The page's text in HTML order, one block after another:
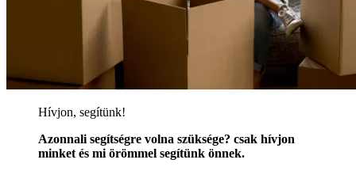
Hívjon, segítünk!
Azonnali segítségre volna szüksége? csak hívjon
minket és mi örömmel segítünk önnek.